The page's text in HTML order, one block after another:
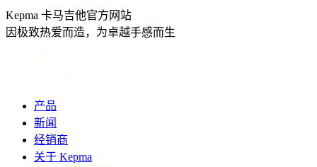
跳
转
Kepma 卡马吉他官方网站
因极致热爱而造，为卓越手感而生
产品
新闻
经销商
关于 Kepma